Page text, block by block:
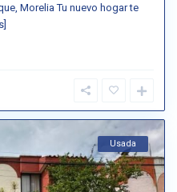
Morelia Tu nuevo hogar te
Usada